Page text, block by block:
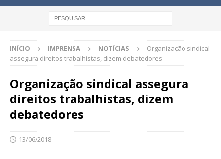
INÍCIO IMPRENSA NOTÍCIAS
Organização sindical
assegura direitos trabalhistas, dizem debatedores
Organização sindical assegura
direitos trabalhistas, dizem
debatedores
13/06/2018